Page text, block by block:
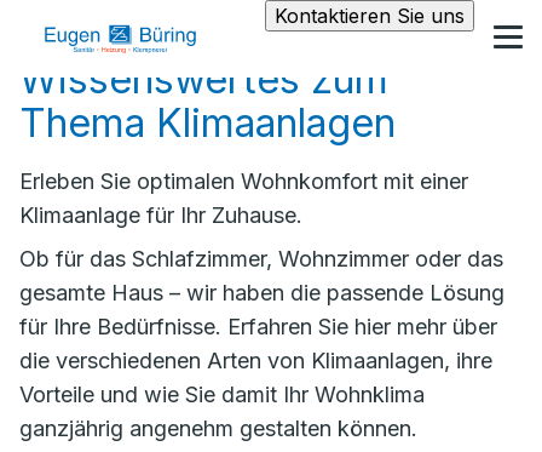
Kontaktieren Sie uns
Wissenswertes zum
Thema Klimaanlagen
Erleben Sie optimalen Wohnkomfort mit einer
Klimaanlage für Ihr Zuhause.
Ob für das Schlafzimmer, Wohnzimmer oder das
gesamte Haus – wir haben die passende Lösung
für Ihre Bedürfnisse. Erfahren Sie hier mehr über
die verschiedenen Arten von Klimaanlagen, ihre
Vorteile und wie Sie damit Ihr Wohnklima
ganzjährig angenehm gestalten können.